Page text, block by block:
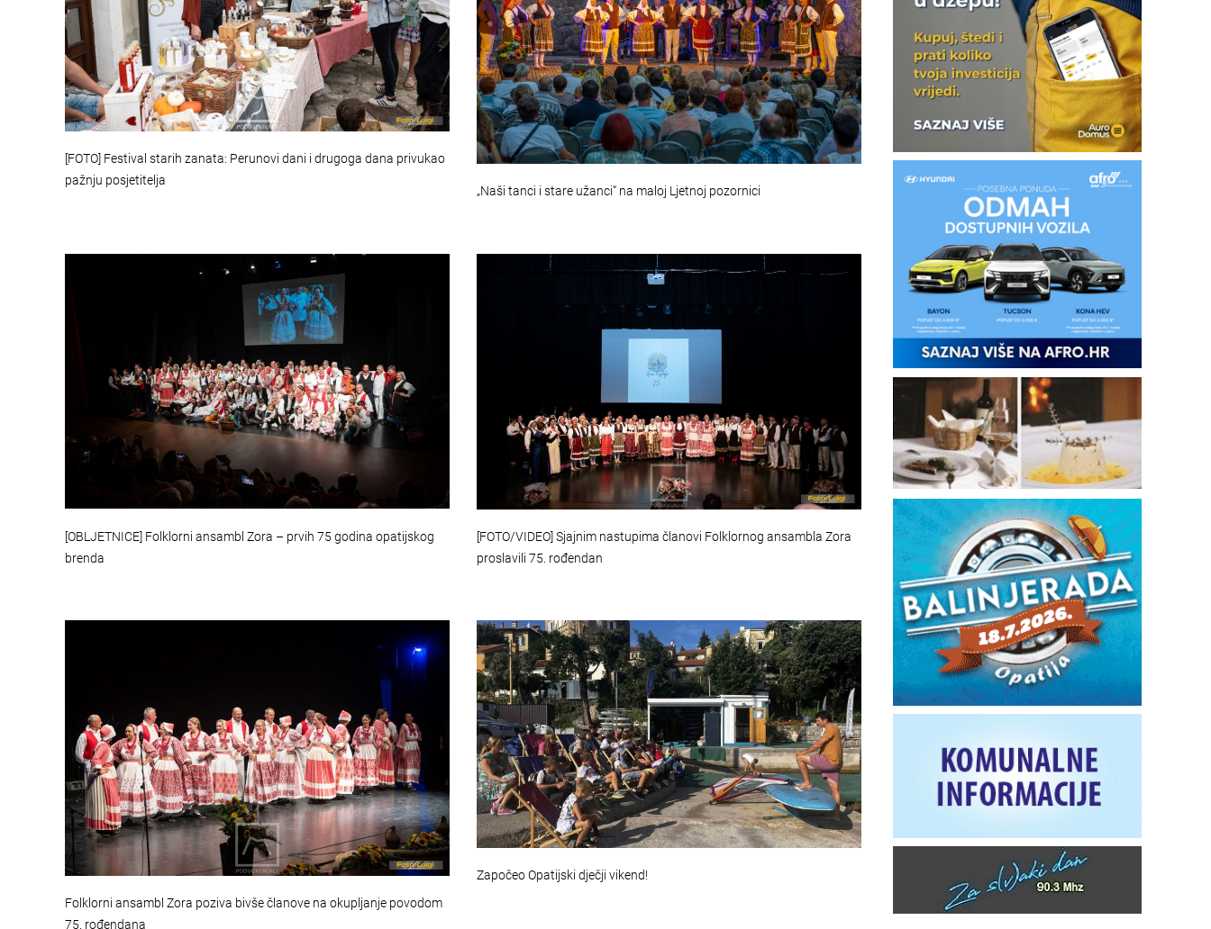
[FOTO] Festival starih zanata: Perunovi dani i drugoga dana privukao
pažnju posjetitelja
„Naši tanci i stare užanci“ na maloj Ljetnoj pozornici
[OBLJETNICE] Folklorni ansambl Zora – prvih 75 godina opatijskog
brenda
[FOTO/VIDEO] Sjajnim nastupima članovi Folklornog ansambla Zora
proslavili 75. rođendan
Folklorni ansambl Zora poziva bivše članove na okupljanje povodom
75. rođendana
Započeo Opatijski dječji vikend!